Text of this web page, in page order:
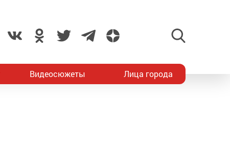
Видеосюжеты Лица города